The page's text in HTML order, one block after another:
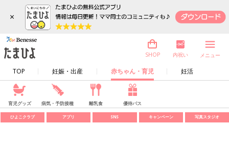
×
TOP 妊娠・出産 赤ちゃん・育児 妊活
SHOP 内祝い メニュー
育児グッズ 病気・予防接種 離乳食 優待パス
ひよこクラブ アプリ SNS キャンペーン 写真スタジオ